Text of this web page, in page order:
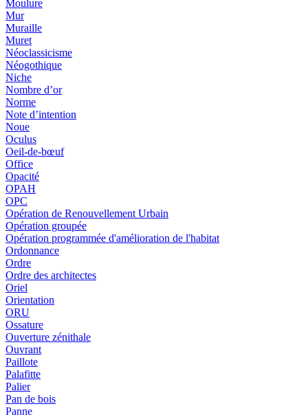
Moulure
Mur
Muraille
Muret
Néoclassicisme
Néogothique
Niche
Nombre d’or
Norme
Note d’intention
Noue
Oculus
Oeil-de-bœuf
Office
Opacité
OPAH
OPC
Opération de Renouvellement Urbain
Opération groupée
Opération programmée d'amélioration de l'habitat
Ordonnance
Ordre
Ordre des architectes
Oriel
Orientation
ORU
Ossature
Ouverture zénithale
Ouvrant
Paillote
Palafitte
Palier
Pan de bois
Panne